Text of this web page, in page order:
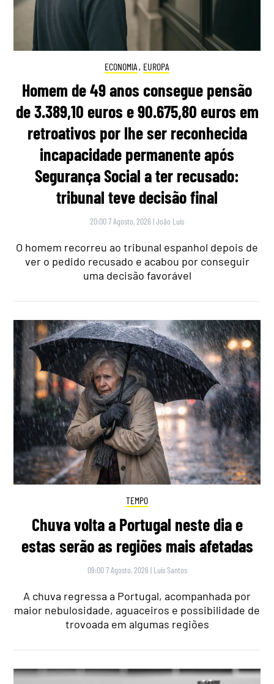
ECONOMIA , EUROPA
Homem de 49 anos consegue pensão
de 3.389,10 euros e 90.675,80 euros em
retroativos por lhe ser reconhecida
incapacidade permanente após
Segurança Social a ter recusado:
tribunal teve decisão final
20:00 7 Agosto, 2026 |João Luís
O homem recorreu ao tribunal espanhol depois de
ver o pedido recusado e acabou por conseguir
uma decisão favorável
TEMPO
Chuva volta a Portugal neste dia e
estas serão as regiões mais afetadas
09:00 7 Agosto, 2026 | Luís Santos
A chuva regressa a Portugal, acompanhada por
maior nebulosidade, aguaceiros e possibilidade de
trovoada em algumas regiões